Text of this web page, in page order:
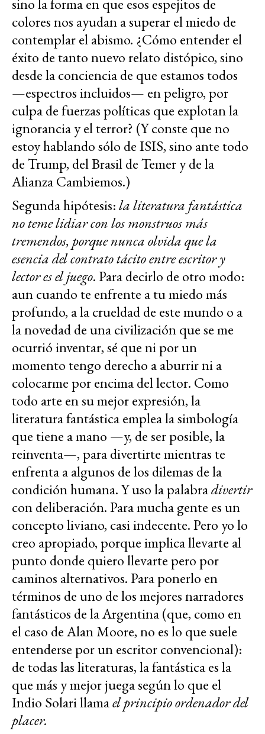
sino la forma en que esos espejitos de
colores nos ayudan a superar el miedo de
contemplar el abismo. ¿Cómo entender el
éxito de tanto nuevo relato distópico, sino
desde la conciencia de que estamos todos
—espectros incluidos— en peligro, por
culpa de fuerzas políticas que explotan la
ignorancia y el terror? (Y conste que no
estoy hablando sólo de ISIS, sino ante todo
de Trump, del Brasil de Temer y de la
Alianza Cambiemos.)
Segunda hipótesis:la literatura fantástica
no teme lidiar con los monstruos más
tremendos, porque nunca olvida que la
esencia del contrato tácito entre escritor y
lector es el juego. Para decirlo de otro modo:
aun cuando te enfrente a tu miedo más
profundo, a la crueldad de este mundo o a
la novedad de una civilización que se me
ocurrió inventar, sé que ni por un
momento tengo derecho a aburrir ni a
colocarme por encima del lector. Como
todo arte en su mejor expresión, la
literatura fantástica emplea la simbología
que tiene a mano —y, de ser posible, la
reinventa—, para divertirte mientras te
enfrenta a algunos de los dilemas de la
condición humana. Y uso la palabradivertir
con deliberación. Para mucha gente es un
concepto liviano, casi indecente. Pero yo lo
creo apropiado, porque implica llevarte al
punto donde quiero llevarte pero por
caminos alternativos. Para ponerlo en
términos de uno de los mejores narradores
fantásticos de la Argentina (que, como en
el caso de Alan Moore, no es lo que suele
entenderse por un escritor convencional):
de todas las literaturas, la fantástica es la
que más y mejor juega según lo que el
Indio Solari llamael principio ordenador del
placer.